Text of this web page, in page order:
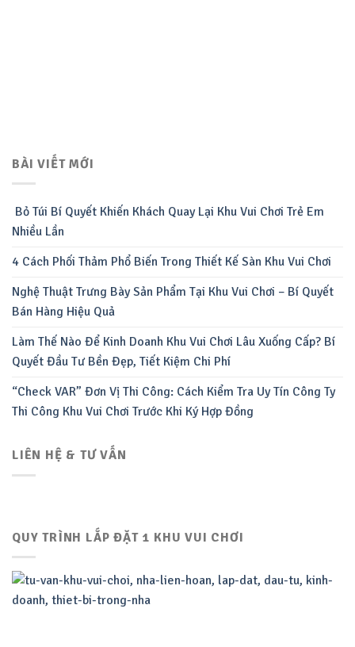
BÀI VIẾT MỚI
Bỏ Túi Bí Quyết Khiến Khách Quay Lại Khu Vui Chơi Trẻ Em
Nhiều Lần
4 Cách Phối Thảm Phổ Biến Trong Thiết Kế Sàn Khu Vui Chơi
Nghệ Thuật Trưng Bày Sản Phẩm Tại Khu Vui Chơi – Bí Quyết
Bán Hàng Hiệu Quả
Làm Thế Nào Để Kinh Doanh Khu Vui Chơi Lâu Xuống Cấp? Bí
Quyết Đầu Tư Bền Đẹp, Tiết Kiệm Chi Phí
“Check VAR” Đơn Vị Thi Công: Cách Kiểm Tra Uy Tín Công Ty
Thi Công Khu Vui Chơi Trước Khi Ký Hợp Đồng
LIÊN HỆ & TƯ VẤN
QUY TRÌNH LẮP ĐẶT 1 KHU VUI CHƠI